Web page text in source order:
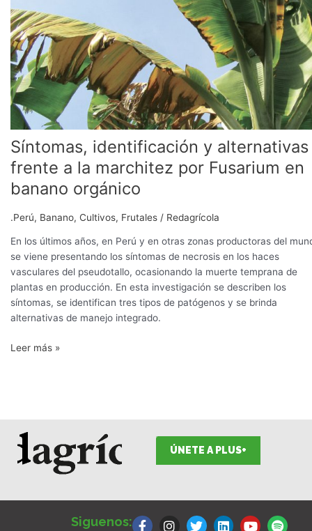
Síntomas, identificación y alternativas
frente a la marchitez por Fusarium en
banano orgánico
.Perú, Banano, Cultivos, Frutales / Redagrícola
En los últimos años, en Perú y en otras zonas productoras del
se viene presentando los síntomas de necrosis en los haces
vasculares del pseudotallo, ocasionando la muerte temprana de
plantas en producción. En esta investigación se describen los
síntomas, se identifican tres tipos de patógenos y se brinda
alternativas de manejo integrado.
marchitez
por
Fusarium
en
banano
orgánico
Leer más »
ÚNETE A PLUS+
Siguenos:
a
n
w
i
o
p